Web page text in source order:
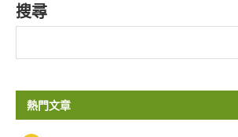
搜尋
熱門文章